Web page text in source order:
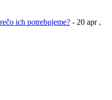
ich potrebujeme? - 20 apr ,